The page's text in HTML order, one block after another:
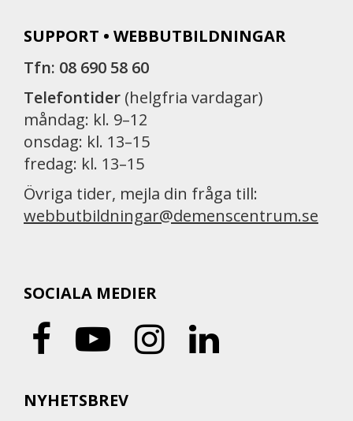
SUPPORT • WEBBUTBILDNINGAR
Tfn: 08 690 58 60
Telefontider (helgfria vardagar)
måndag: kl. 9–12
onsdag: kl. 13–15
fredag: kl. 13–15
Övriga tider, mejla din fråga till:
webbutbildningar@demenscentrum.se
SOCIALA MEDIER
NYHETSBREV